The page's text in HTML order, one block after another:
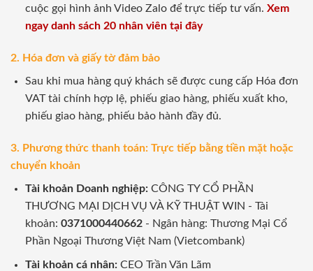
cuộc gọi hình ảnh Video Zalo để trực tiếp tư vấn. Xem
ngay danh sách 20 nhân viên tại đây
2. Hóa đơn và giấy tờ đảm bảo
Sau khi mua hàng quý khách sẽ được cung cấp Hóa đơn
VAT tài chính hợp lệ, phiếu giao hàng, phiếu xuất kho,
phiếu giao hàng, phiếu bảo hành đầy đủ.
3. Phương thức thanh toán: Trực tiếp bằng tiền mặt hoặc
chuyển khoản
Tài khoản Doanh nghiệp:CÔNG TY CỔ PHẦN
THƯƠNG MẠI DỊCH VỤ VÀ KỸ THUẬT WIN - Tài
khoản: 0371000440662- Ngân hàng: Thương Mại Cổ
Phần Ngoại Thương Việt Nam (Vietcombank)
Tài khoản cá nhân: CEO Trần Văn Lãm